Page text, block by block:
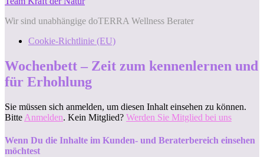
Wir sind unabhängige doTERRA Wellness Berater
Cookie-Richtlinie (EU)
Wochenbett – Zeit zum kennenlernen und
für Erhohlung
Sie müssen sich anmelden, um diesen Inhalt einsehen zu können.
Bitte Anmelden. Kein Mitglied? Werden Sie Mitglied bei uns
Wenn Du die Inhalte im Kunden- und Beraterbereich einsehen
möchtest